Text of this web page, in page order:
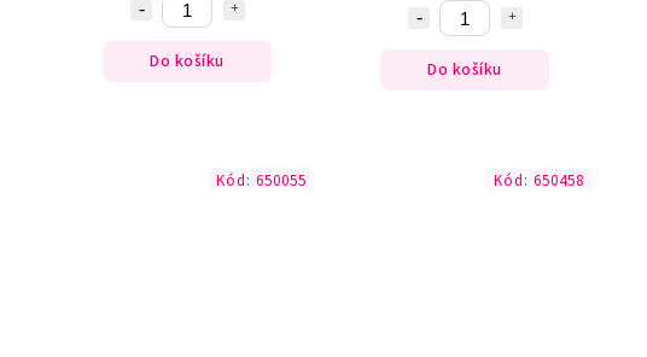
Do košíku Do košíku
Kód: 650055 Kód: 650458